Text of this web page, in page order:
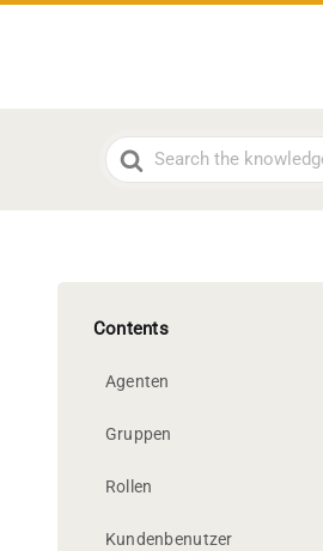
Search
For
Contents
Agenten
Gruppen
Rollen
Kundenbenutzer